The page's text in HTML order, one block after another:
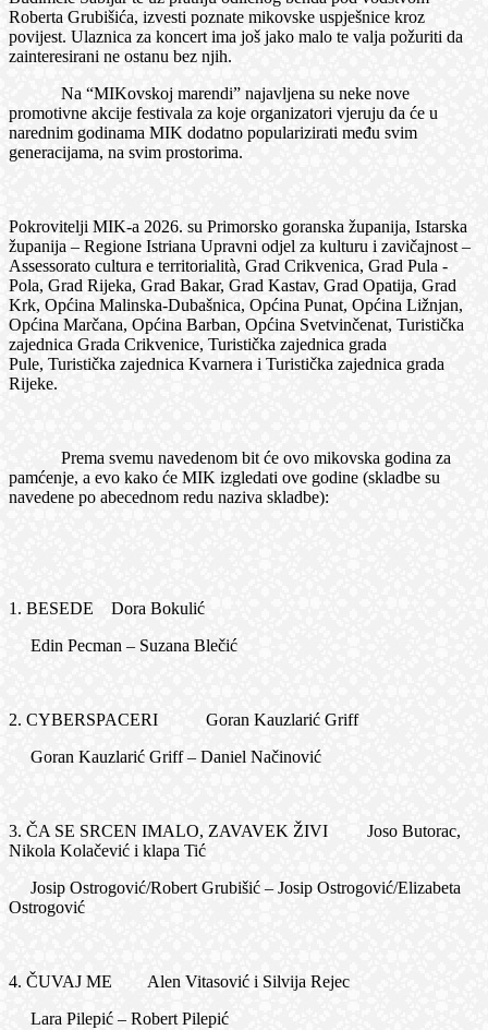
Roberta Grubišića, izvesti poznate mikovske uspješnice kroz
povijest. Ulaznica za koncert ima još jako malo te valja požuriti da
zainteresirani ne ostanu bez njih.
Na “MIKovskoj marendi” najavljena su neke nove
promotivne akcije festivala za koje organizatori vjeruju da će u
narednim godinama MIK dodatno popularizirati među svim
generacijama, na svim prostorima.
Pokrovitelji MIK-a 2026. su Primorsko goranska županija, Istarska
županija – Regione Istriana Upravni odjel za kulturu i zavičajnost –
Assessorato cultura e territorialità, Grad Crikvenica, Grad Pula -
Pola, Grad Rijeka, Grad Bakar, Grad Kastav, Grad Opatija, Grad
Krk, Općina Malinska-Dubašnica, Općina Punat, Općina Ližnjan,
Općina Marčana, Općina Barban, Općina Svetvinčenat, Turistička
zajednica Grada Crikvenice, Turistička zajednica grada
Pule, Turistička zajednica Kvarnera i Turistička zajednica grada
Rijeke.
Prema svemu navedenom bit će ovo mikovska godina za
pamćenje, a evo kako će MIK izgledati ove godine (skladbe su
navedene po abecednom redu naziva skladbe):
1. BESEDE Dora Bokulić
Edin Pecman – Suzana Blečić
2. CYBERSPACERI Goran Kauzlarić Griff
Goran Kauzlarić Griff – Daniel Načinović
3. ČA SE SRCEN IMALO, ZAVAVEK ŽIVI Joso Butorac,
Nikola Kolačević i klapa Tić
Josip Ostrogović/Robert Grubišić – Josip Ostrogović/Elizabeta
Ostrogović
4. ČUVAJ ME Alen Vitasović i Silvija Rejec
Lara Pilepić – Robert Pilepić